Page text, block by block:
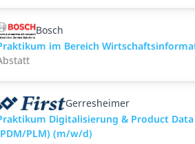
Bosch
im Bereich
Gerresheimer
Digitalisierung & Product
PLM) (m/w/d)